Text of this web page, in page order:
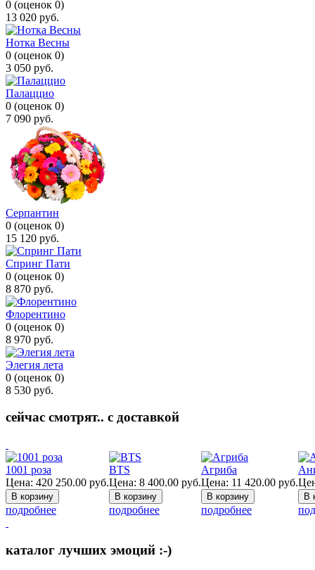
0 (оценок 0)
13 020 руб.
Нотка Весны
0 (оценок 0)
3 050 руб.
Палаццио
0 (оценок 0)
7 090 руб.
Серпантин
0 (оценок 0)
15 120 руб.
Спринг Пати
0 (оценок 0)
8 870 руб.
Флорентино
0 (оценок 0)
8 970 руб.
Элегия лета
0 (оценок 0)
8 530 руб.
сейчас смотрят.. с доставкой
1001 роза
Цена: 420 250.00 руб.
подробнее
BTS
Цена: 8 400.00 руб.
подробнее
Агриба
Цена: 11 420.00 руб.
подробнее
каталог лучших эмоций :-)